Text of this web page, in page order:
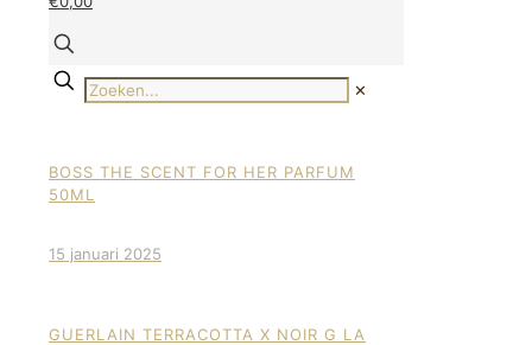
✕
BOSS THE SCENT FOR HER PARFUM
50ML
15 januari 2025
GUERLAIN TERRACOTTA X NOIR G LA